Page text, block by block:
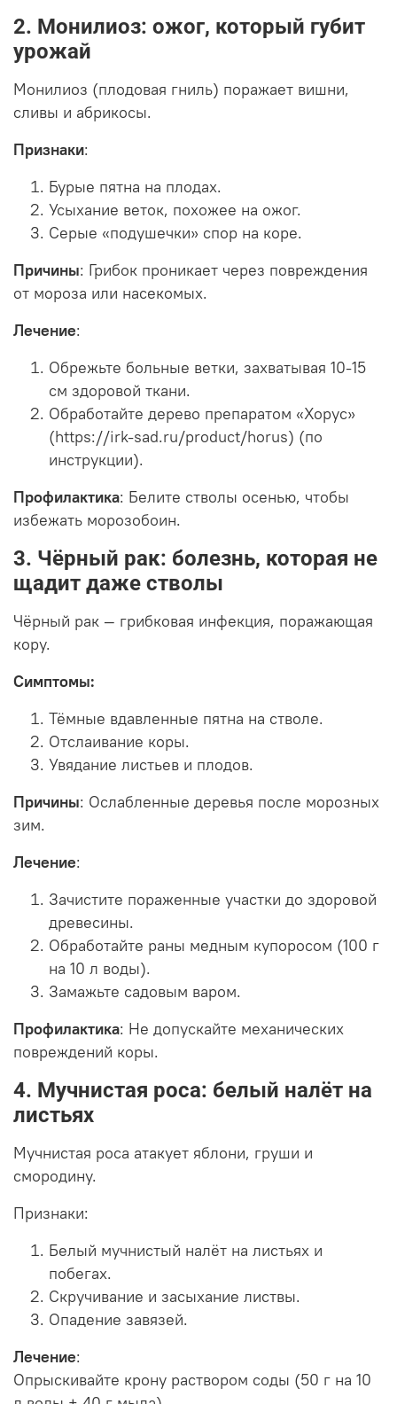
2. Монилиоз: ожог, который губит
урожай
Монилиоз (плодовая гниль) поражает вишни,
сливы и абрикосы.
Признаки:
Бурые пятна на плодах.
Усыхание веток, похожее на ожог.
Серые «подушечки» спор на коре.
Причины: Грибок проникает через повреждения
от мороза или насекомых.
Лечение:
Обрежьте больные ветки, захватывая 10-15
см здоровой ткани.
Обработайте дерево препаратом «Хорус»
(https://irk-sad.ru/product/horus) (по
инструкции).
Профилактика: Белите стволы осенью, чтобы
избежать морозобоин.
3. Чёрный рак: болезнь, которая не
щадит даже стволы
Чёрный рак — грибковая инфекция, поражающая
кору.
Симптомы:
Тёмные вдавленные пятна на стволе.
Отслаивание коры.
Увядание листьев и плодов.
Причины: Ослабленные деревья после морозных
зим.
Лечение:
Зачистите пораженные участки до здоровой
древесины.
Обработайте раны медным купоросом (100 г
на 10 л воды).
Замажьте садовым варом.
Профилактика: Не допускайте механических
повреждений коры.
4. Мучнистая роса: белый налёт на
листьях
Мучнистая роса атакует яблони, груши и
смородину.
Признаки:
Белый мучнистый налёт на листьях и
побегах.
Скручивание и засыхание листвы.
Опадение завязей.
Лечение:
Опрыскивайте крону раствором соды (50 г на 10